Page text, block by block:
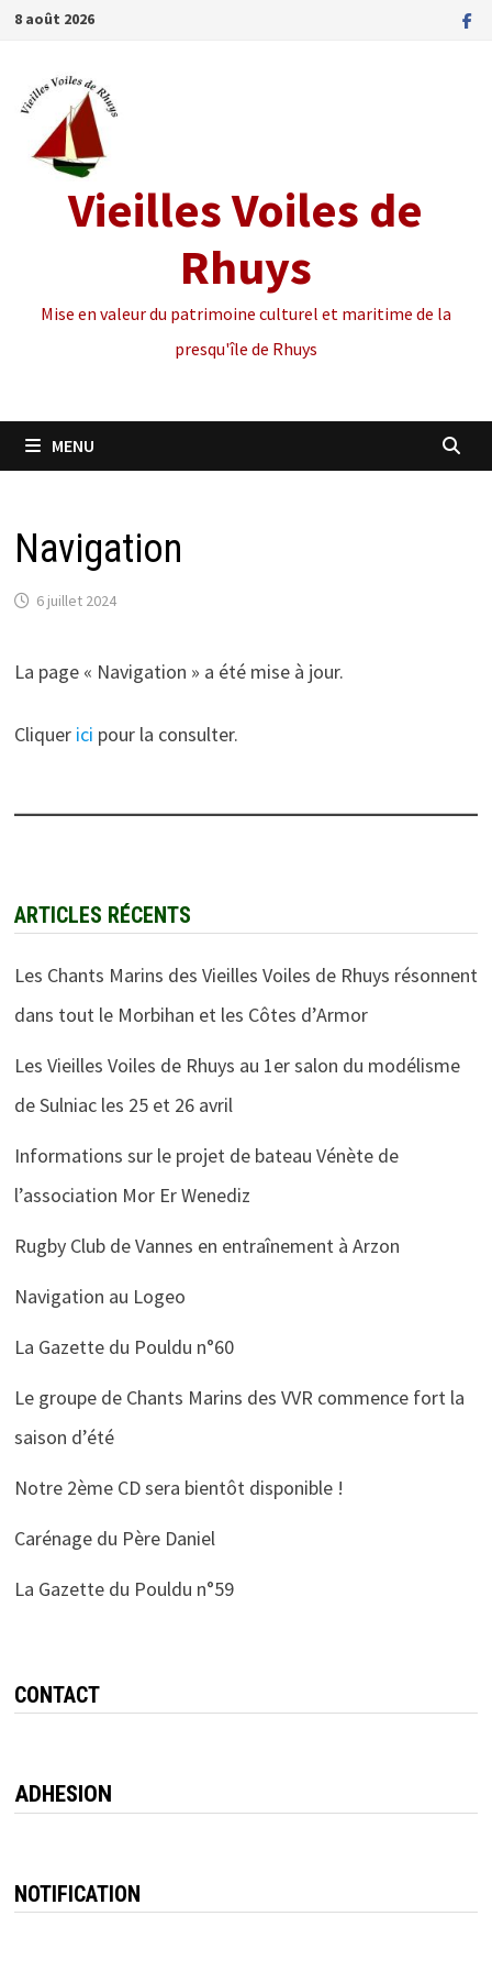
Passer
contenu
8 août 2026
Vieilles Voiles de
Rhuys
Mise en valeur du patrimoine culturel et maritime de la
presqu'île de Rhuys
MENU
Navigation
6 juillet 2024
La page « Navigation » a été mise à jour.
Cliquer ici pour la consulter.
ARTICLES RÉCENTS
Les Chants Marins des Vieilles Voiles de Rhuys résonnent
dans tout le Morbihan et les Côtes d’Armor
Les Vieilles Voiles de Rhuys au 1er salon du modélisme
de Sulniac les 25 et 26 avril
Informations sur le projet de bateau Vénète de
l’association Mor Er Wenediz
Rugby Club de Vannes en entraînement à Arzon
Navigation au Logeo
La Gazette du Pouldu n°60
Le groupe de Chants Marins des VVR commence fort la
saison d’été
Notre 2ème CD sera bientôt disponible !
Carénage du Père Daniel
La Gazette du Pouldu n°59
CONTACT
ADHESION
NOTIFICATION